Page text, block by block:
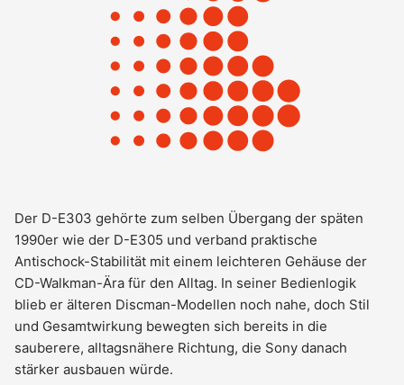
Der D-E303 gehörte zum selben Übergang der späten
1990er wie der D-E305 und verband praktische
Antischock-Stabilität mit einem leichteren Gehäuse der
CD-Walkman-Ära für den Alltag. In seiner Bedienlogik
blieb er älteren Discman-Modellen noch nahe, doch Stil
und Gesamtwirkung bewegten sich bereits in die
sauberere, alltagsnähere Richtung, die Sony danach
stärker ausbauen würde.